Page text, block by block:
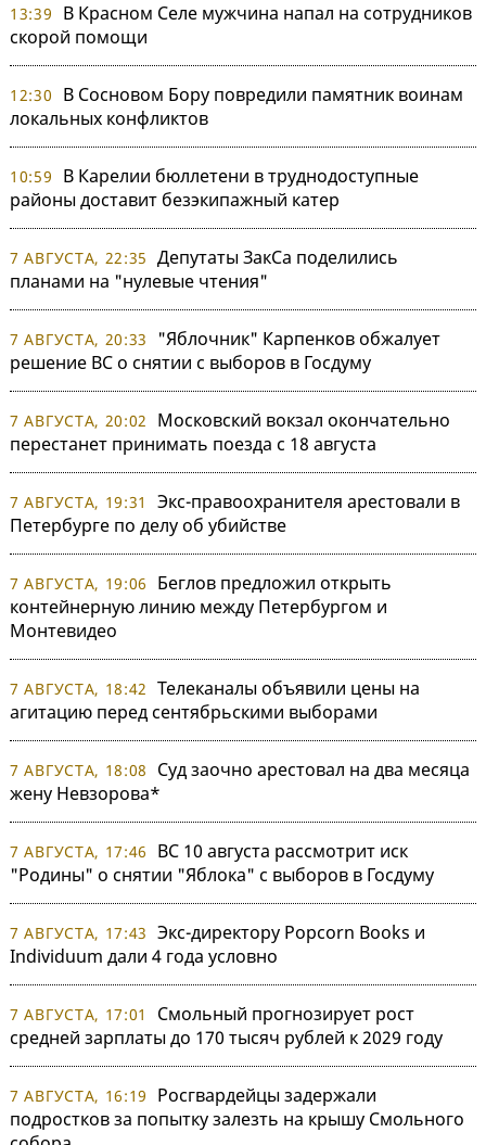
13:39
В Красном Селе мужчина напал на сотрудников
скорой помощи
12:30
В Сосновом Бору повредили памятник воинам
локальных конфликтов
10:59
В Карелии бюллетени в труднодоступные
районы доставит безэкипажный катер
7 АВГУСТА, 22:35 Депутаты ЗакСа поделились
планами на "нулевые чтения"
7 АВГУСТА, 20:33
"Яблочник" Карпенков обжалует
решение ВС о снятии с выборов в Госдуму
7 АВГУСТА, 20:02
Московский вокзал окончательно
перестанет принимать поезда с 18 августа
7 АВГУСТА, 19:31
Экс-правоохранителя арестовали в
Петербурге по делу об убийстве
7 АВГУСТА, 19:06
Беглов предложил открыть
контейнерную линию между Петербургом и
Монтевидео
7 АВГУСТА, 18:42 Телеканалы объявили цены на
агитацию перед сентябрьскими выборами
7 АВГУСТА, 18:08
Суд заочно арестовал на два месяца
жену Невзорова*
7 АВГУСТА, 17:46
ВС 10 августа рассмотрит иск
"Родины" о снятии "Яблока" с выборов в Госдуму
7 АВГУСТА, 17:43 Экс-директору Popcorn Books и
Individuum дали 4 года условно
7 АВГУСТА, 17:01
Смольный прогнозирует рост
средней зарплаты до 170 тысяч рублей к 2029 году
7 АВГУСТА, 16:19
Росгвардейцы задержали
подростков за попытку залезть на крышу Смольного